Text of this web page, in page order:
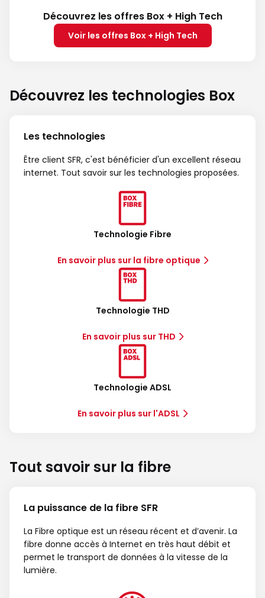
Découvrez les offres Box + High Tech
Voir les offres Box + High Tech
Découvrez les technologies Box
Les technologies
Être client SFR, c'est bénéficier d'un excellent réseau
internet. Tout savoir sur les technologies proposées.
Technologie Fibre
En savoir plus sur la fibre optique
Technologie THD
En savoir plus sur THD
Technologie ADSL
En savoir plus sur l'ADSL
Tout savoir sur la fibre
La puissance de la fibre SFR
La Fibre optique est un réseau récent et d’avenir. La
fibre donne accès à Internet en très haut débit et
permet le transport de données à la vitesse de la
lumière.